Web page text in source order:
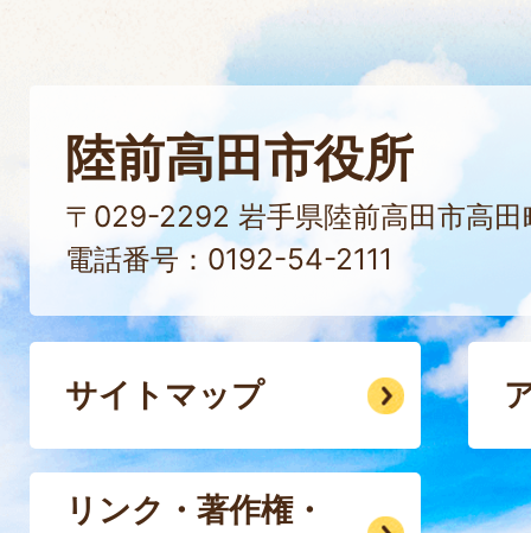
陸前高田市役所
〒029-2292 岩手県陸前高田市高田
電話番号：0192-54-2111
サイトマップ
リンク・著作権・